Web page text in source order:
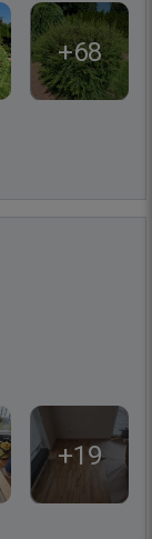
+68
+19